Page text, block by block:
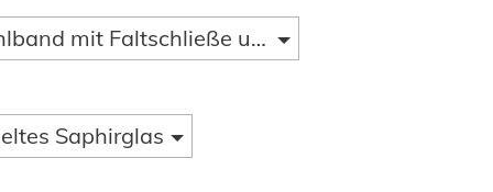
mit Faltschließe und
Saphirglas